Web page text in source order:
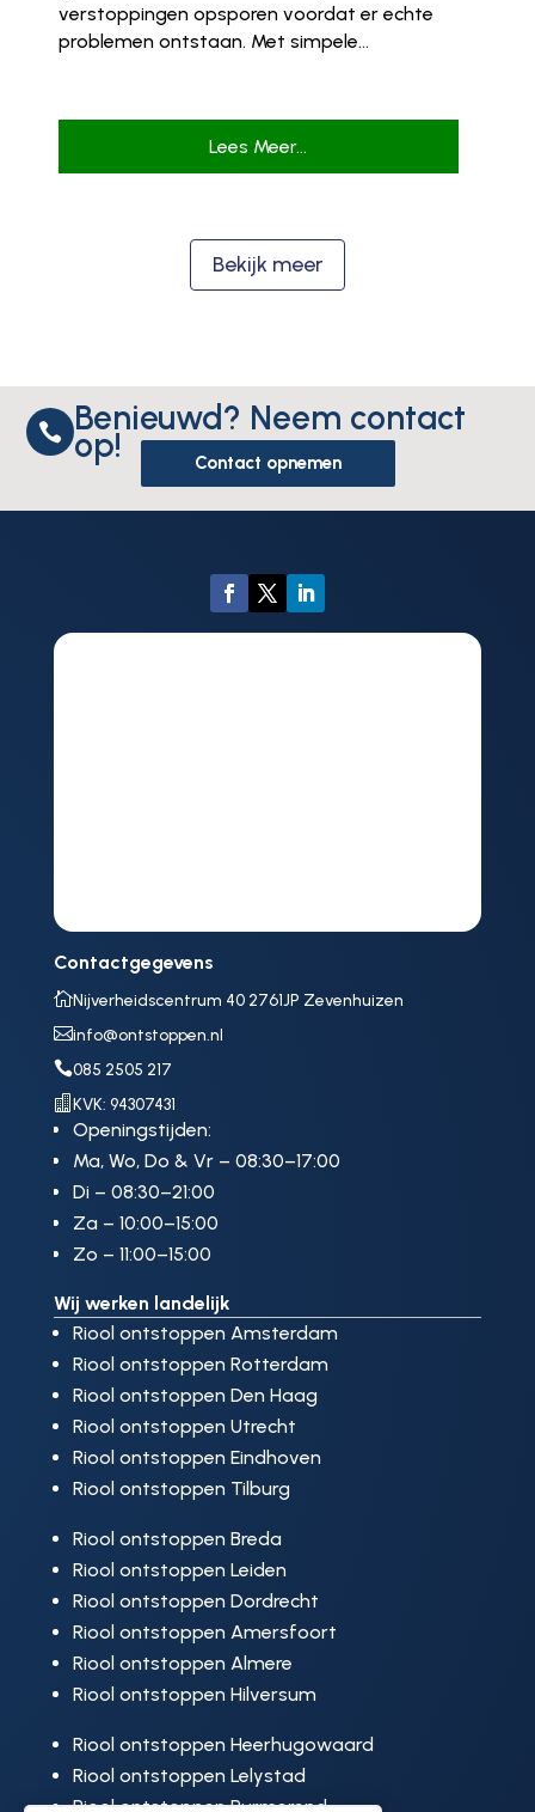
verstoppingen opsporen voordat er echte
problemen ontstaan. Met simpele...
Lees Meer...
Bekijk meer
 Benieuwd? Neem contact
op! Contact opnemen
Contactgegevens
Nijverheidscentrum 40 2761JP Zevenhuizen
info@ontstoppen.nl
085 2505 217
 KVK: 94307431
Openingstijden:
Ma, Wo, Do & Vr – 08:30–17:00
Di – 08:30–21:00
Za – 10:00–15:00
Zo – 11:00–15:00
Wij werken landelijk
Riool ontstoppen Amsterdam
Riool ontstoppen Rotterdam
Riool ontstoppen Den Haag
Riool ontstoppen Utrecht
Riool ontstoppen Eindhoven
Riool ontstoppen Tilburg
Riool ontstoppen Breda
Riool ontstoppen Leiden
Riool ontstoppen Dordrecht
Riool ontstoppen Amersfoort
Riool ontstoppen Almere
Riool ontstoppen Hilversum
Riool ontstoppen Heerhugowaard
Riool ontstoppen Lelystad
Riool ontstoppen Purmerend